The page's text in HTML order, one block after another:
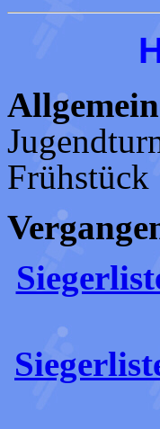
Frühstück